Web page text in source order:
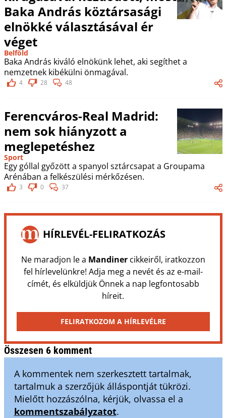
Baka András köztársasági
elnökké választásával ér
véget
Belföld
Baka András kiváló elnökünk lehet, aki segíthet a
nemzetnek kibékülni önmagával.
4 28 48
Ferencváros-Real Madrid:
nem sok hiányzott a
meglepetéshez
Sport
Egy góllal győzött a spanyol sztárcsapat a Groupama
Arénában a felkészülési mérkőzésen.
3 0 37
HÍRLEVÉL-FELIRATKOZÁS
Ne maradjon le a Mandinercikkeiről, iratkozzon
fel hírlevelünkre! Adja meg a nevét és az e-mail-
címét, és elküldjük Önnek a nap legfontosabb
híreit.
FELIRATKOZOM A HÍRLEVÉLRE
Összesen 6 komment
A kommentek nem szerkesztett tartalmak,
tartalmuk a szerzőjük álláspontját tükrözi.
Mielőtt hozzászólna, kérjük, olvassa el a
kommentszabályzatot.